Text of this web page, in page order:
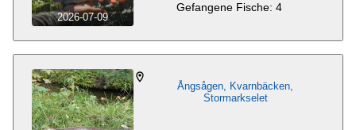
2026-07-09
Gefangene Fische: 4
Ångsågen, Kvarnbäcken,
Stormarkselet